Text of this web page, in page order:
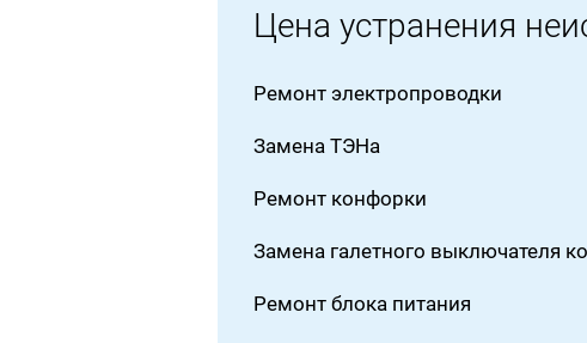
Цена устранения
Ремонт электропроводки
Замена ТЭНа
Ремонт конфорки
Замена галетного выключателя
Ремонт блока питания